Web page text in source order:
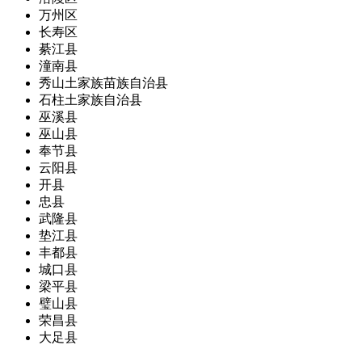
万州区
长寿区
綦江县
潼南县
秀山土家族苗族自治县
石柱土家族自治县
巫溪县
巫山县
奉节县
云阳县
开县
忠县
武隆县
垫江县
丰都县
城口县
梁平县
璧山县
荣昌县
大足县